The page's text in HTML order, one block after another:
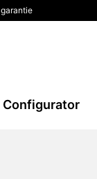
Configurator